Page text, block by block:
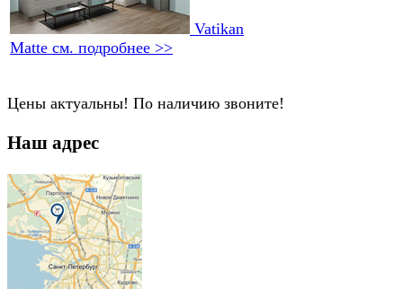
Vatikan
Matte см. подробнее >>
Цены актуальны! По наличию звоните!
Наш адрес